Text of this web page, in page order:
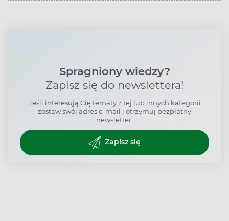
Spragniony wiedzy?
Zapisz się do newslettera!
Jeśli interesują Cię tematy z tej lub innych kategorii
zostaw swój adres e-mail i otrzymuj bezpłatny
newsletter.
Zapisz się